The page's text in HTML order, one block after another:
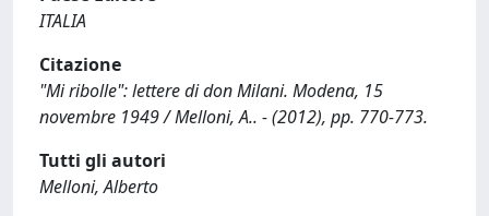
ITALIA
Citazione
"Mi ribolle": lettere di don Milani. Modena, 15
novembre 1949 / Melloni, A.. - (2012), pp. 770-773.
Tutti gli autori
Melloni, Alberto